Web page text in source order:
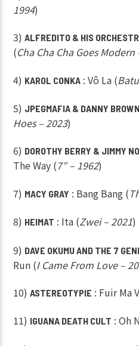
1994)
3)ALFREDITO & HIS
(Cha Cha Cha Goes Modern
4) KAROL CONKA : Vô La (
5) JPEGMAFIA & DANNY BROWN
Hoes – 2023)
6) DOROTHY BERRY & JIMMY
The Way (7″ – 1962)
7) MACY GRAY : Bang Bang (
8) HEIMAT : Ita (Zwei – 2021)
9) DAVE OKUMU AND THE 7
Run (I Came From Love –
10)ASTEREOTYPIE : Fuir Ma
11) IGUANA DEATH CULT : Oh